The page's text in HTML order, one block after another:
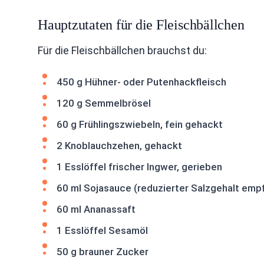
Hauptzutaten für die Fleischbällchen
Für die Fleischbällchen brauchst du:
450 g Hühner- oder Putenhackfleisch
120 g Semmelbrösel
60 g Frühlingszwiebeln, fein gehackt
2 Knoblauchzehen, gehackt
1 Esslöffel frischer Ingwer, gerieben
60 ml Sojasauce (reduzierter Salzgehalt
60 ml Ananassaft
1 Esslöffel Sesamöl
50 g brauner Zucker